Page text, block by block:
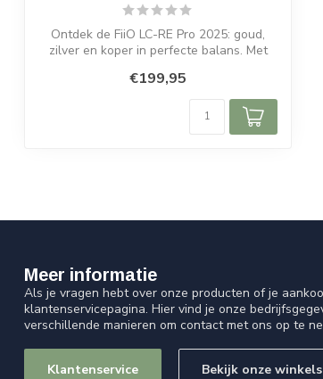
Ontdek de FiiO LC-RE Pro 2025: goud,
zilver en koper in perfecte balans. Met
€199,95
Meer informatie
Als je vragen hebt over onze producten of je
klantenservicepagina. Hier vind je onze
verschillende manieren om contact met ons op te
Klantenservice Bekijk onze winkels